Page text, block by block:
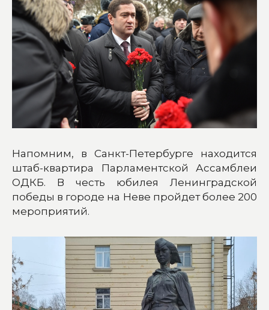
Напомним, в Санкт-Петербурге находится
штаб-квартира Парламентской Ассамблеи
ОДКБ. В честь юбилея Ленинградской
победы в городе на Неве пройдет более 200
мероприятий.